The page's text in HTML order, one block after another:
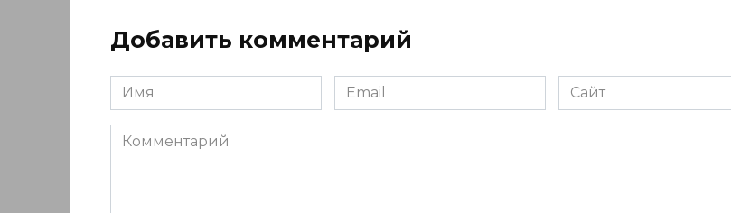
Добавить комментарий
Имя
*
Email
*
Сайт
Комментарий